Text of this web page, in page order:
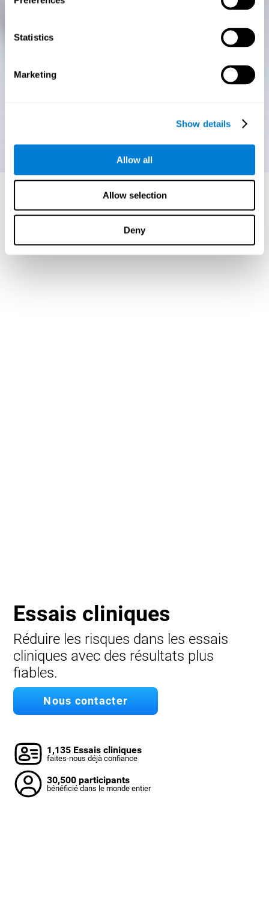
Statistics
Marketing
Show details
Allow all
Allow selection
Deny
Essais cliniques
Réduire les risques dans les essais
cliniques avec des résultats plus
fiables.
Nous contacter
1,135 Essais cliniques
faites-nous déjà confiance
30,500 participants
bénéficié dans le monde entier